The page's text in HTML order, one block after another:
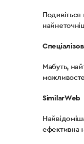
Мабуть,
SimilarWeb
ефективна